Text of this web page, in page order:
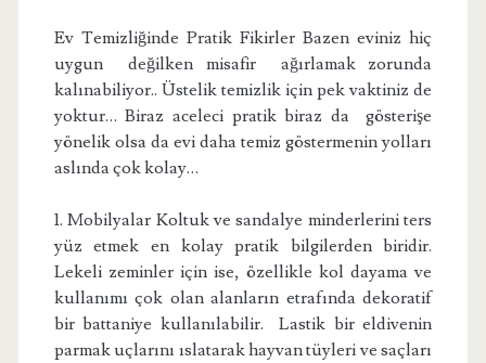
Ev Temizliğinde Pratik Fikirler Bazen eviniz hiç
uygun değilken misafir ağırlamak zorunda
kalınabiliyor.. Üstelik temizlik için pek vaktiniz de
yoktur… Biraz aceleci pratik biraz da gösterişe
yönelik olsa da evi daha temiz göstermenin yolları
aslında çok kolay…
1. Mobilyalar Koltuk ve sandalye minderlerini ters
yüz etmek en kolay pratik bilgilerden biridir.
Lekeli zeminler için ise, özellikle kol dayama ve
kullanımı çok olan alanların etrafında dekoratif
bir battaniye kullanılabilir. Lastik bir eldivenin
parmak uçlarını ıslatarak hayvan tüyleri ve saçları